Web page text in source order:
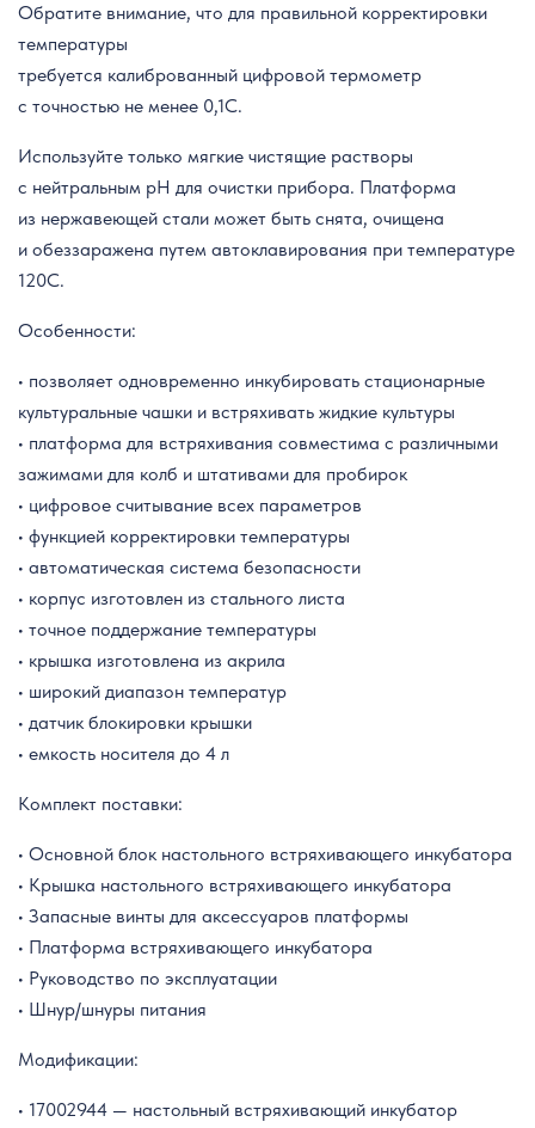
Обратите внимание, что для правильной корректировки
температуры
требуется калиброванный цифровой термометр
с точностью не менее 0,1C.
Используйте только мягкие чистящие растворы
с нейтральным pH для очистки прибора. Платформа
из нержавеющей стали может быть снята, очищена
и обеззаражена путем автоклавирования при температуре
120C.
Особенности:
• позволяет одновременно инкубировать стационарные
культуральные чашки и встряхивать жидкие культуры
• платформа для встряхивания совместима с различными
зажимами для колб и штативами для пробирок
• цифровое считывание всех параметров
• функцией корректировки температуры
• автоматическая система безопасности
• корпус изготовлен из стального листа
• точное поддержание температуры
• крышка изготовлена из акрила
• широкий диапазон температур
• датчик блокировки крышки
• емкость носителя до 4 л
Комплект поставки:
• Основной блок настольного встряхивающего инкубатора
• Крышка настольного встряхивающего инкубатора
• Запасные винты для аксессуаров платформы
• Платформа встряхивающего инкубатора
• Руководство по эксплуатации
• Шнур/шнуры питания
Модификации:
• 17002944 — настольный встряхивающий инкубатор